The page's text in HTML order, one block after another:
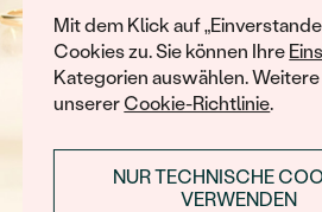
Mit dem Klick auf
Cookies zu. Sie können Ihre
Kategorien auswählen.
unserer Cookie-Richtlinie.
NUR TECHNISCHE
VERWENDEN
informiert werden
E-Mail
MIR